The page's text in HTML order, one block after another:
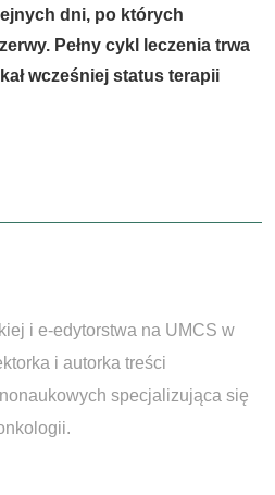
dni, po których
Pełny cykl leczenia trwa
wcześniej status terapii
i e-edytorstwa na UMCS w
i autorka treści
specjalizująca się